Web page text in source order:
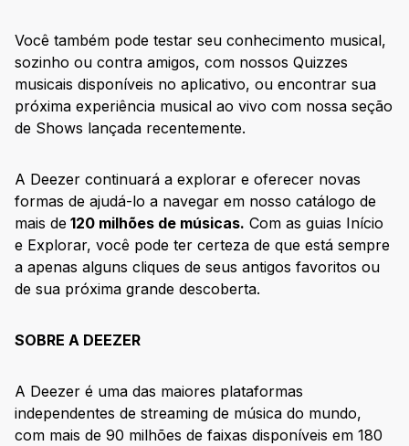
Você também pode testar seu conhecimento musical,
sozinho ou contra amigos, com nossos Quizzes
musicais disponíveis no aplicativo, ou encontrar sua
próxima experiência musical ao vivo com nossa seção
de Shows lançada recentemente.
A Deezer continuará a explorar e oferecer novas
formas de ajudá-lo a navegar em nosso catálogo de
mais de 120 milhões de músicas. Com as guias Início
e Explorar, você pode ter certeza de que está sempre
a apenas alguns cliques de seus antigos favoritos ou
de sua próxima grande descoberta.
SOBRE A DEEZER
A Deezer é uma das maiores plataformas
independentes de streaming de música do mundo,
com mais de 90 milhões de faixas disponíveis em 180